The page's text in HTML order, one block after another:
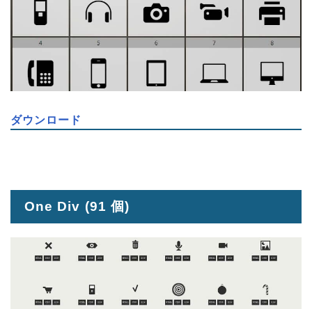
ダウンロード
One Div (91 個)